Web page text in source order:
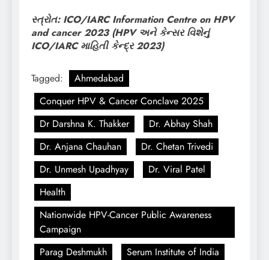
સ્ત્રોત: ICO/IARC Information Centre on HPV
and cancer 2023 (HPV અને કેન્સર વિશેનું
ICO/IARCમાહિતી કેન્દ્ર2023)
Tagged:
Ahmedabad
Conquer HPV & Cancer Conclave 2025
Dr Darshna K. Thakker
Dr. Abhay Shah
Dr. Anjana Chauhan
Dr. Chetan Trivedi
Dr. Unmesh Upadhyay
Dr. Viral Patel
Health
Nationwide HPV-Cancer Public Awareness
Campaign
Parag Deshmukh
Serum Institute of India